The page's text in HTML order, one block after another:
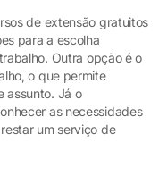
de extensão gratuitos
para a escolha
Outra opção é o
o que permite
assunto. Já o
as necessidades
um serviço de